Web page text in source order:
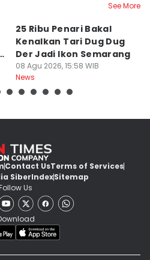
See More
25 Ribu Penari Bakal
Kenalkan Tari Dug Dug
Der Jadi Ikon Semarang
08 Agu 2026, 15:58 WIB
News
Contact UsTerms of Services
SiberIndexSitemap
Us